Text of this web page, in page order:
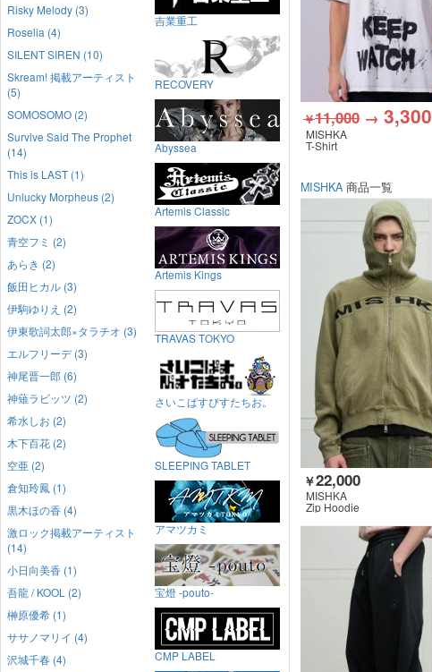
￥11,000 → 3,300
MISHKA
T-Shirt
MISHKA 商品一覧
￥22,000
MISHKA
Zip Hoodie
Risky Melody (3)
Roselia (4)
SILENT SIREN (10)
Skream! 掲載アーティスト
(5)
SOMOSOMO (2)
Survive Said The Prophet
(14)
This is LAST (1)
Unlucky Morpheus (2)
ZOCX (1)
青空フミ (2)
あらき (2)
飯田ヒカル (3)
伊駒ゆりえ (2)
伊東歌詞太郎×タラチオ (3)
エルフリーデ (3)
神尾晋一郎 (6)
神薙ラビッツ (2)
希水しお (2)
木下百花 (2)
空亜 (2)
倉知玲鳳 (1)
黒木ほの香 (4)
激ロック掲載アーティスト
(14)
小日向美香 (1)
吾龍 / KOOL (2)
榊原優希 (1)
ササノマリイ (4)
沢城千春 (4)
吉業重工
RECOVERY
Abyssea
Artemis Classic
Artemis Kings
TRAVAS TOKYO
さいこぱすぴすたちお。
SLEEPING TABLET
アマツカミ
宝燈 -pouto-
CMP LABEL